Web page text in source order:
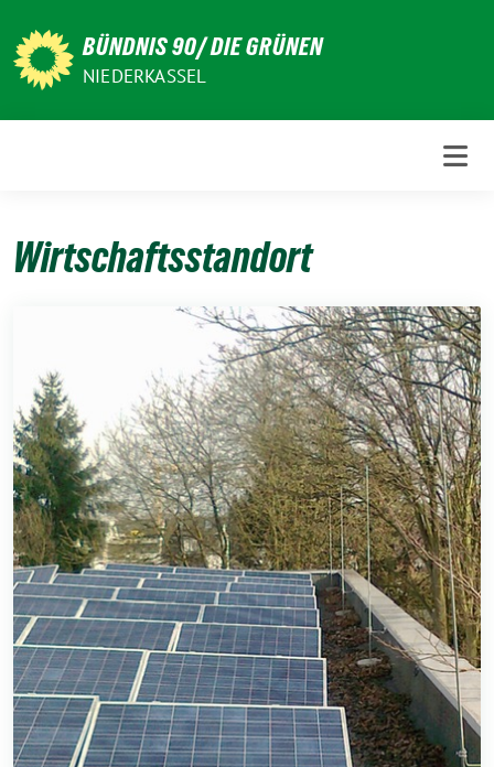
zum
Inhalt
BÜNDNIS 90/ DIE GRÜNEN
NIEDERKASSEL
Wirtschaftsstandort